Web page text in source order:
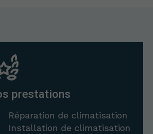
prestations
Réparation de climatisation
Installation de climatisation